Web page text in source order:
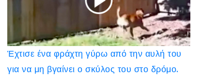
Έχτισε ένα φράχτη γύρω από την αυλή του
για να μη βγαίνει ο σκύλος του στο δρόμο.